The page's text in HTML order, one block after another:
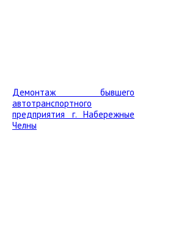
Демонтаж бывшего
автотранспортного
предприятия г. Набережные
Челны